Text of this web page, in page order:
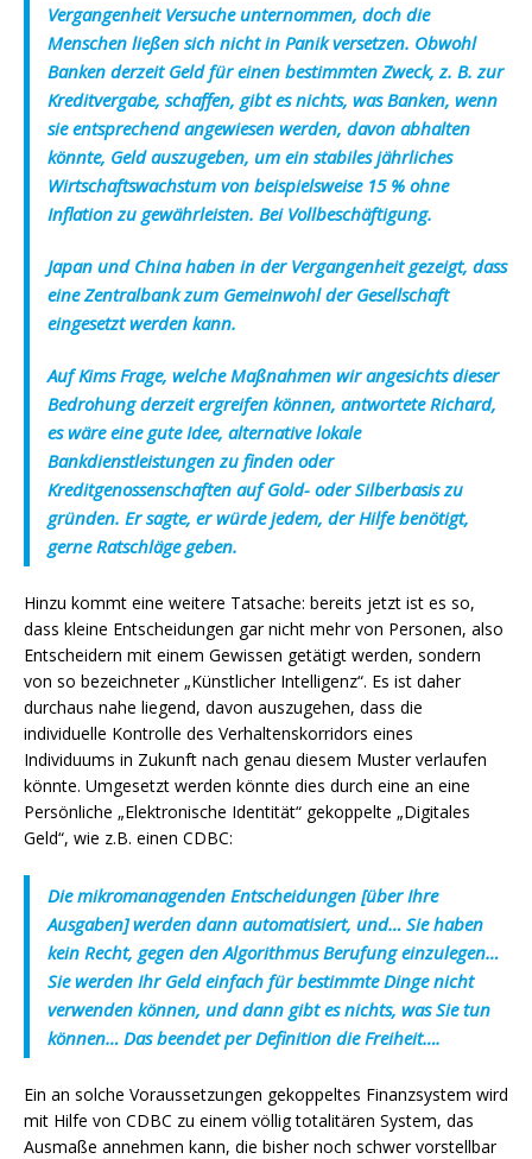
Vergangenheit Versuche unternommen, doch die
Menschen ließen sich nicht in Panik versetzen. Obwohl
Banken derzeit Geld für einen bestimmten Zweck, z. B. zur
Kreditvergabe, schaffen, gibt es nichts, was Banken, wenn
sie entsprechend angewiesen werden, davon abhalten
könnte, Geld auszugeben, um ein stabiles jährliches
Wirtschaftswachstum von beispielsweise 15 % ohne
Inflation zu gewährleisten. Bei Vollbeschäftigung.
Japan und China haben in der Vergangenheit gezeigt, dass
eine Zentralbank zum Gemeinwohl der Gesellschaft
eingesetzt werden kann.
Auf Kims Frage, welche Maßnahmen wir angesichts dieser
Bedrohung derzeit ergreifen können, antwortete Richard,
es wäre eine gute Idee, alternative lokale
Bankdienstleistungen zu finden oder
Kreditgenossenschaften auf Gold- oder Silberbasis zu
gründen. Er sagte, er würde jedem, der Hilfe benötigt,
gerne Ratschläge geben.
Hinzu kommt eine weitere Tatsache: bereits jetzt ist es so,
dass kleine Entscheidungen gar nicht mehr von Personen, also
Entscheidern mit einem Gewissen getätigt werden, sondern
von so bezeichneter „Künstlicher Intelligenz“. Es ist daher
durchaus nahe liegend, davon auszugehen, dass die
individuelle Kontrolle des Verhaltenskorridors eines
Individuums in Zukunft nach genau diesem Muster verlaufen
könnte. Umgesetzt werden könnte dies durch eine an eine
Persönliche „Elektronische Identität“ gekoppelte „Digitales
Geld“, wie z.B. einen CDBC:
Die mikromanagenden Entscheidungen [über Ihre
Ausgaben] werden dann automatisiert, und… Sie haben
kein Recht, gegen den Algorithmus Berufung einzulegen…
Sie werden Ihr Geld einfach für bestimmte Dinge nicht
verwenden können, und dann gibt es nichts, was Sie tun
können… Das beendet per Definition die Freiheit….
Ein an solche Voraussetzungen gekoppeltes Finanzsystem wird
mit Hilfe von CDBC zu einem völlig totalitären System, das
Ausmaße annehmen kann, die bisher noch schwer vorstellbar